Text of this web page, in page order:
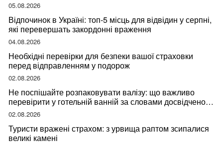
05.08.2026
Відпочинок в Україні: топ-5 місць для відвідин у серпні,
які перевершать закордонні враження
04.08.2026
Необхідні перевірки для безпеки вашої страховки
перед відправленням у подорож
02.08.2026
Не поспішайте розпаковувати валізу: що важливо
перевірити у готельній ванній за словами досвідченої
мандрівниці
02.08.2026
Туристи вражені страхом: з урвища раптом зсипалися
великі камені